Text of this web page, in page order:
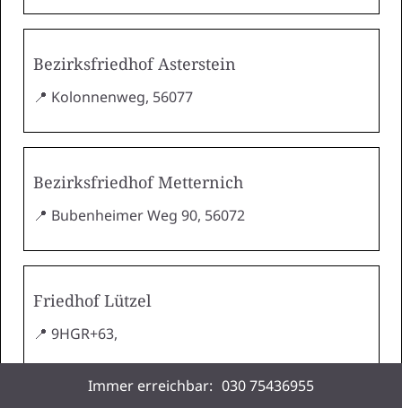
Bezirksfriedhof Asterstein
📍 Kolonnenweg, 56077
Bezirksfriedhof Metternich
📍 Bubenheimer Weg 90, 56072
Friedhof Lützel
📍 9HGR+63,
Immer erreichbar: 030 75436955